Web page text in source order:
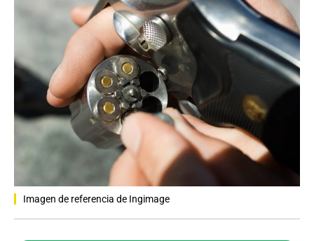
Imagen de referencia de Ingimage